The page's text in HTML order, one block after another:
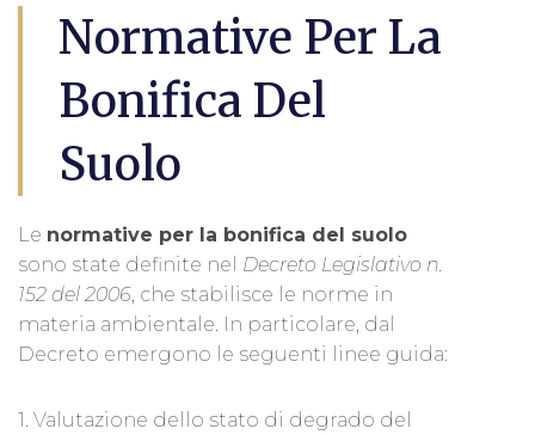
Normative Per La
Bonifica Del
Suolo
Le normative per la bonifica del suolo
sono state definite nel Decreto Legislativo n.
152 del 2006, che stabilisce le norme in
materia ambientale. In particolare, dal
Decreto emergono le seguenti linee guida:
1. Valutazione dello stato di degrado del